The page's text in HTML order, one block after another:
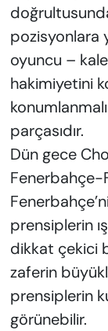
pozisyonlara
oyuncu –
hakimiyetini
parçasıdır.
Dün gece
Fenerbahçe-
prensiplerin
dikkat çekici
zaferin
prensiplerin
görünebilir.